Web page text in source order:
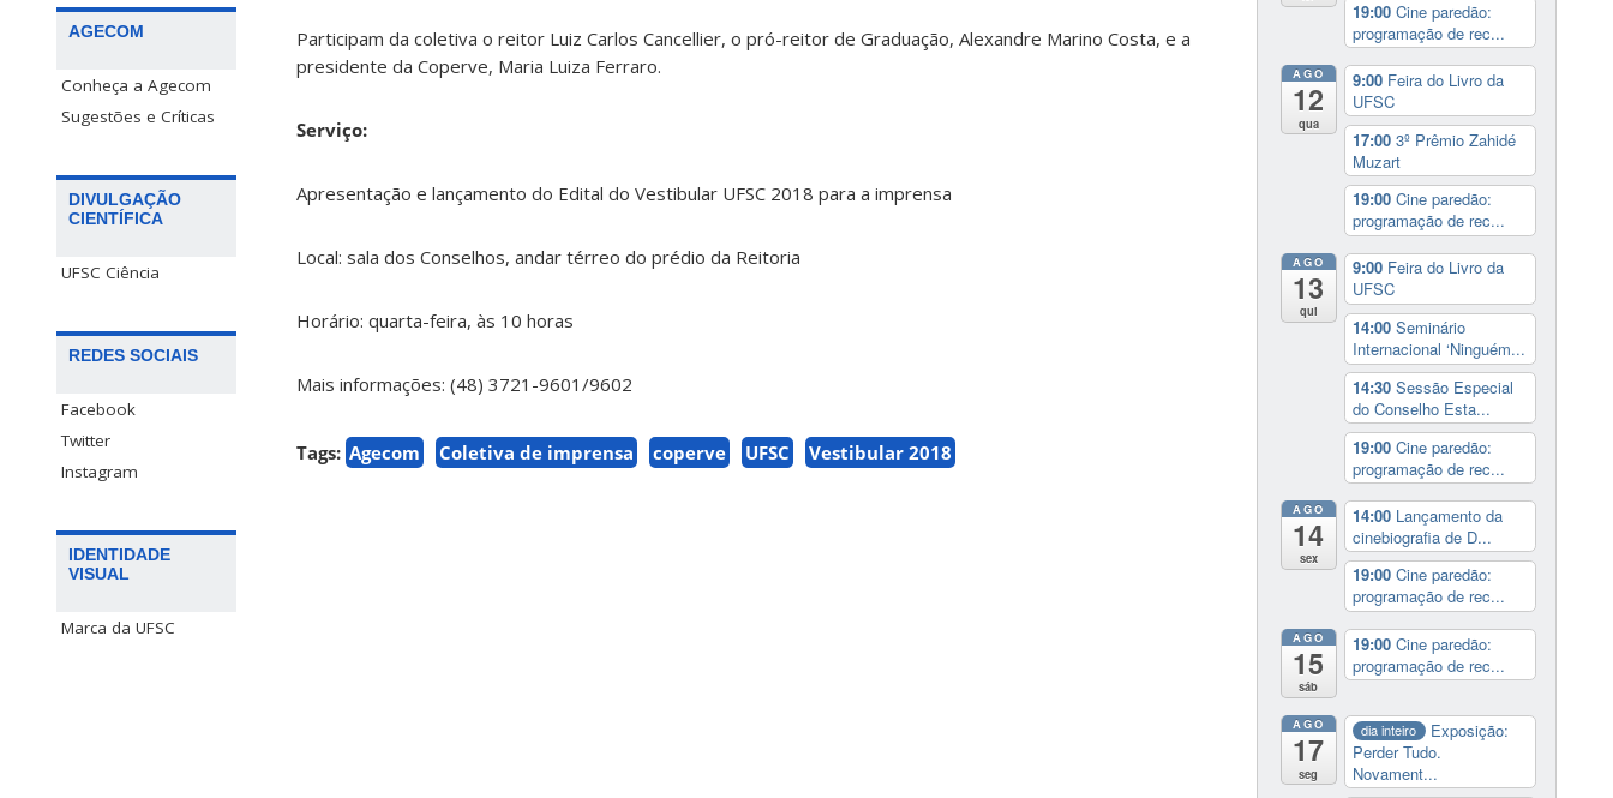
AGECOM
Conheça a Agecom
Sugestões e Críticas
DIVULGAÇÃO
CIENTÍFICA
UFSC Ciência
REDES SOCIAIS
Facebook
Twitter
Instagram
IDENTIDADE
VISUAL
Marca da UFSC
Participam da coletiva o reitor Luiz Carlos Cancellier, o pró-reitor de Graduação, Alexandre Marino Costa, e a
presidente da Coperve, Maria Luiza Ferraro.
Serviço:
Apresentação e lançamento do Edital do Vestibular UFSC 2018 para a imprensa
Local: sala dos Conselhos, andar térreo do prédio da Reitoria
Horário: quarta-feira, às 10 horas
Mais informações: (48) 3721-9601/9602
Tags: Agecom Coletiva de imprensa coperve UFSC Vestibular 2018
19:00 Cine paredão:
programação de rec...
AGO
12
qua
9:00 Feira do Livro da
UFSC
17:00 3º Prêmio Zahidé
Muzart
19:00 Cine paredão:
programação de rec...
AGO
13
qui
9:00 Feira do Livro da
UFSC
14:00 Seminário
Internacional ‘Ninguém...
14:30 Sessão Especial
do Conselho Esta...
19:00 Cine paredão:
programação de rec...
AGO
14
sex
14:00 Lançamento da
cinebiografia de D...
19:00 Cine paredão:
programação de rec...
AGO
15
sáb
19:00 Cine paredão:
programação de rec...
AGO
17
seg
dia inteiro
Exposição:
Perder Tudo.
Novament...